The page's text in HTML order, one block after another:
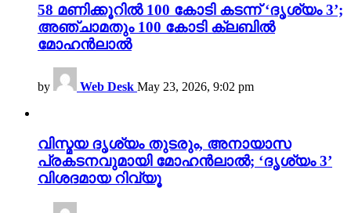
58 മണിക്കൂറിൽ 100 കോടി കടന്ന് ‘ദൃശ്യം 3’;
അഞ്ചാമതും 100 കോടി ക്ലബിൽ
മോഹൻലാൽ
by Web Desk May 23, 2026, 9:02 pm
വിസ്മയ ദൃശ്യം തുടരും, അനായാസ
പ്രകടനവുമായി മോഹൻലാൽ; ‘ദൃശ്യം 3’
വിശദമായ റിവ്യൂ